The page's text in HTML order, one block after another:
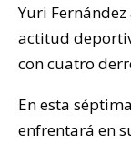
Yuri
actitud
con cuatro
En esta
enfrentará en